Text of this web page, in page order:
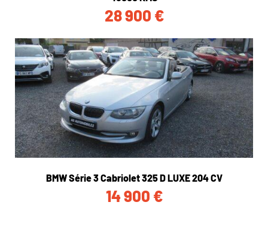
28 900 €
BMW Série 3 Cabriolet 325 D LUXE 204 CV
14 900 €